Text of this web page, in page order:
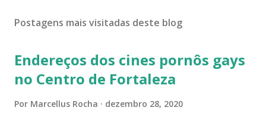
Postagens mais visitadas deste blog
Endereços dos cines pornôs gays
no Centro de Fortaleza
Por Marcellus Rocha dezembro 28, 2020